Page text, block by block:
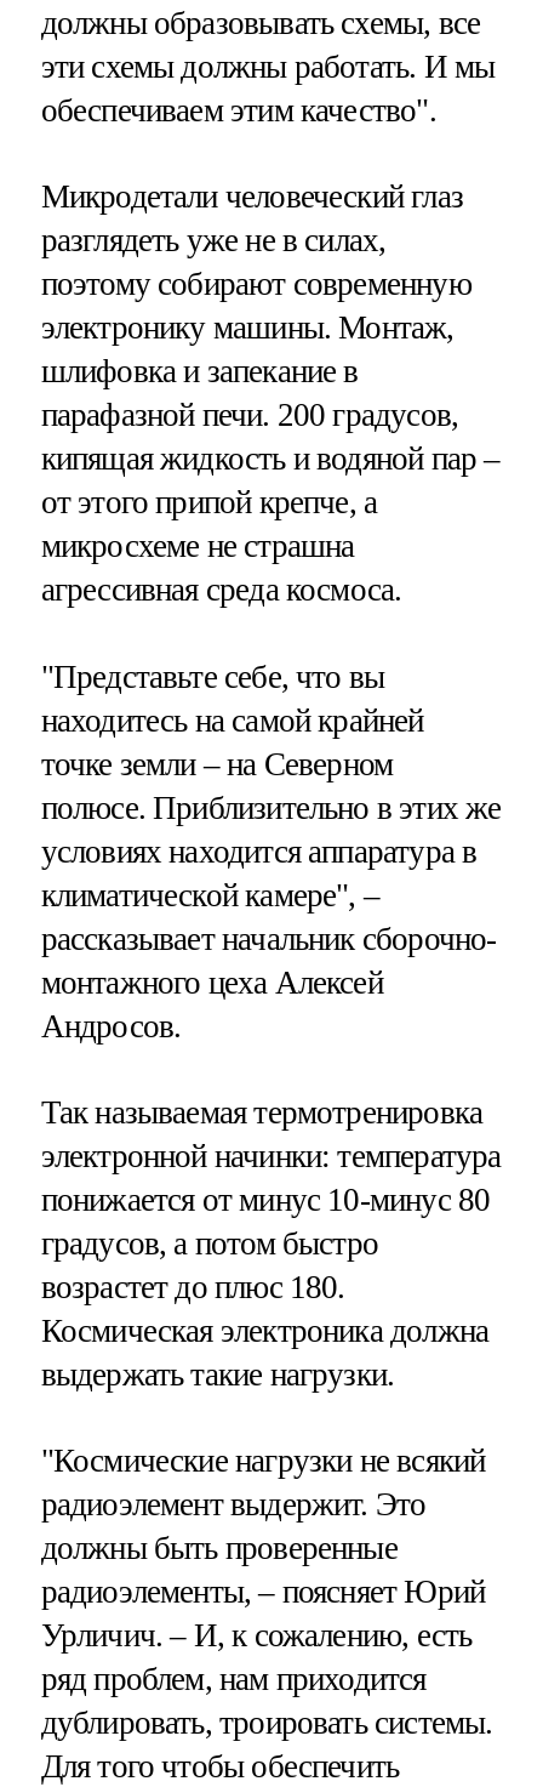
должны образовывать схемы, все
эти схемы должны работать. И мы
обеспечиваем этим качество".
Микродетали человеческий глаз
разглядеть уже не в силах,
поэтому собирают современную
электронику машины. Монтаж,
шлифовка и запекание в
парафазной печи. 200 градусов,
кипящая жидкость и водяной пар –
от этого припой крепче, а
микросхеме не страшна
агрессивная среда космоса.
"Представьте себе, что вы
находитесь на самой крайней
точке земли – на Северном
полюсе. Приблизительно в этих же
условиях находится аппаратура в
климатической камере", –
рассказывает начальник сборочно-
монтажного цеха Алексей
Андросов.
Так называемая термотренировка
электронной начинки: температура
понижается от минус 10-минус 80
градусов, а потом быстро
возрастет до плюс 180.
Космическая электроника должна
выдержать такие нагрузки.
"Космические нагрузки не всякий
радиоэлемент выдержит. Это
должны быть проверенные
радиоэлементы, – поясняет Юрий
Урличич. – И, к сожалению, есть
ряд проблем, нам приходится
дублировать, троировать системы.
Для того чтобы обеспечить